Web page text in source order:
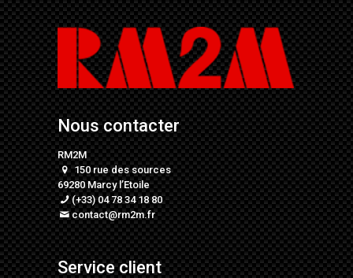
Nous contacter
RM2M
150 rue des sources
69280 Marcy l’Etoile
(+33) 04 78 34 18 80
contact@rm2m.fr
Service client